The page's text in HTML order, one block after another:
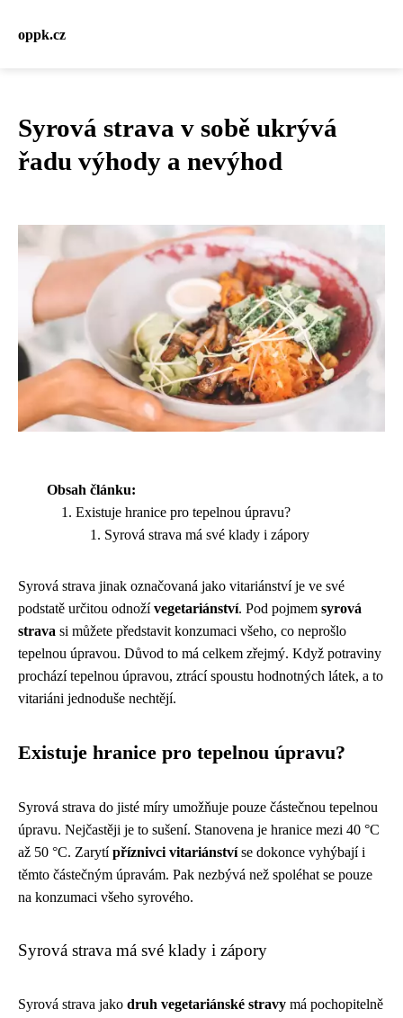
oppk.cz
Syrová strava v sobě ukrývá
řadu výhody a nevýhod
Obsah článku:
Existuje hranice pro tepelnou úpravu?
Syrová strava má své klady i zápory
Syrová strava jinak označovaná jako vitariánství je ve své
podstatě určitou odnožívegetariánství. Pod pojmem syrová
strava si můžete představit konzumaci všeho, co neprošlo
tepelnou úpravou. Důvod to má celkem zřejmý. Když potraviny
prochází tepelnou úpravou, ztrácí spoustu hodnotných látek, a to
vitariáni jednoduše nechtějí.
Existuje hranice pro tepelnou úpravu?
Syrová strava do jisté míry umožňuje pouze částečnou tepelnou
úpravu. Nejčastěji je to sušení. Stanovena je hranice mezi 40 °C
až 50 °C. Zarytípříznivci vitariánstvíse dokonce vyhýbají i
těmto částečným úpravám. Pak nezbývá než spoléhat se pouze
na konzumaci všeho syrového.
Syrová strava má své klady i zápory
Syrová strava jako druh vegetariánské stravy má pochopitelně